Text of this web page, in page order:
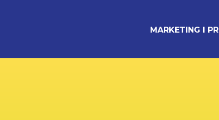
MARKETING I PR